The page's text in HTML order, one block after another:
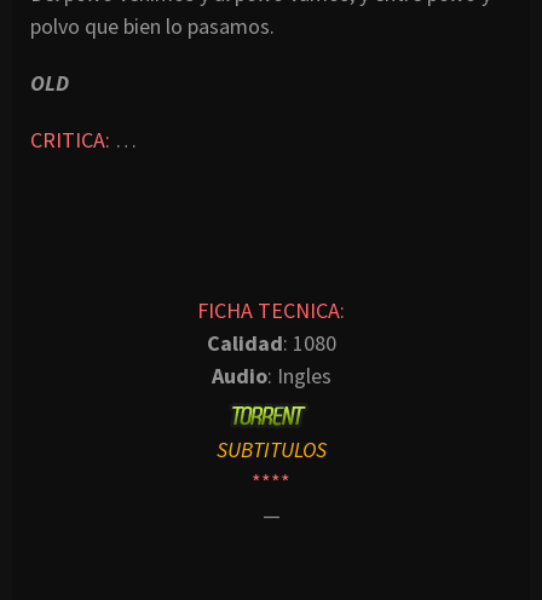
polvo que bien lo pasamos.
OLD
CRITICA: …
FICHA TECNICA:
Calidad: 1080
Audio: Ingles
SUBTITULOS
****
—